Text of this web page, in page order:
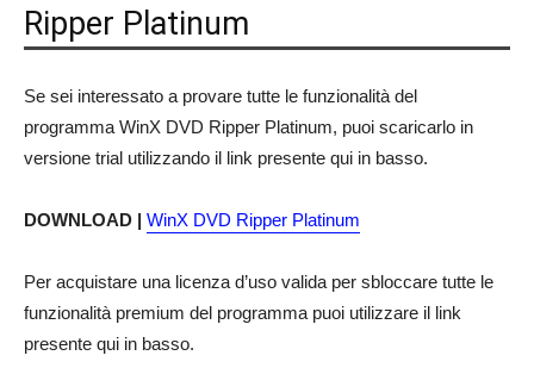
Ripper Platinum
Se sei interessato a provare tutte le funzionalità del
programma WinX DVD Ripper Platinum, puoi scaricarlo in
versione trial utilizzando il link presente qui in basso.
DOWNLOAD | WinX DVD Ripper Platinum
Per acquistare una licenza d’uso valida per sbloccare tutte le
funzionalità premium del programma puoi utilizzare il link
presente qui in basso.